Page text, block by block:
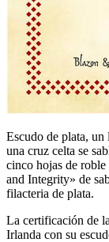
Escudo de plata, un
una cruz celta se
cinco hojas de
and Integrity» de
filacteria de plata.
La certificación de
Irlanda con su